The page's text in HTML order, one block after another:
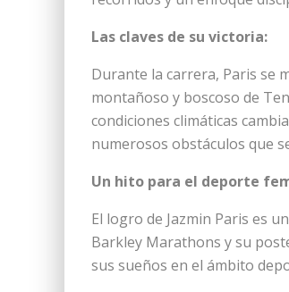
Las claves de su victoria:
Durante la carrera, Paris se
montañoso y boscoso de
condiciones climáticas
numerosos obstáculos que
Un hito para el deporte
El logro de Jazmin Paris es
Barkley Marathons y su
sus sueños en el ámbito